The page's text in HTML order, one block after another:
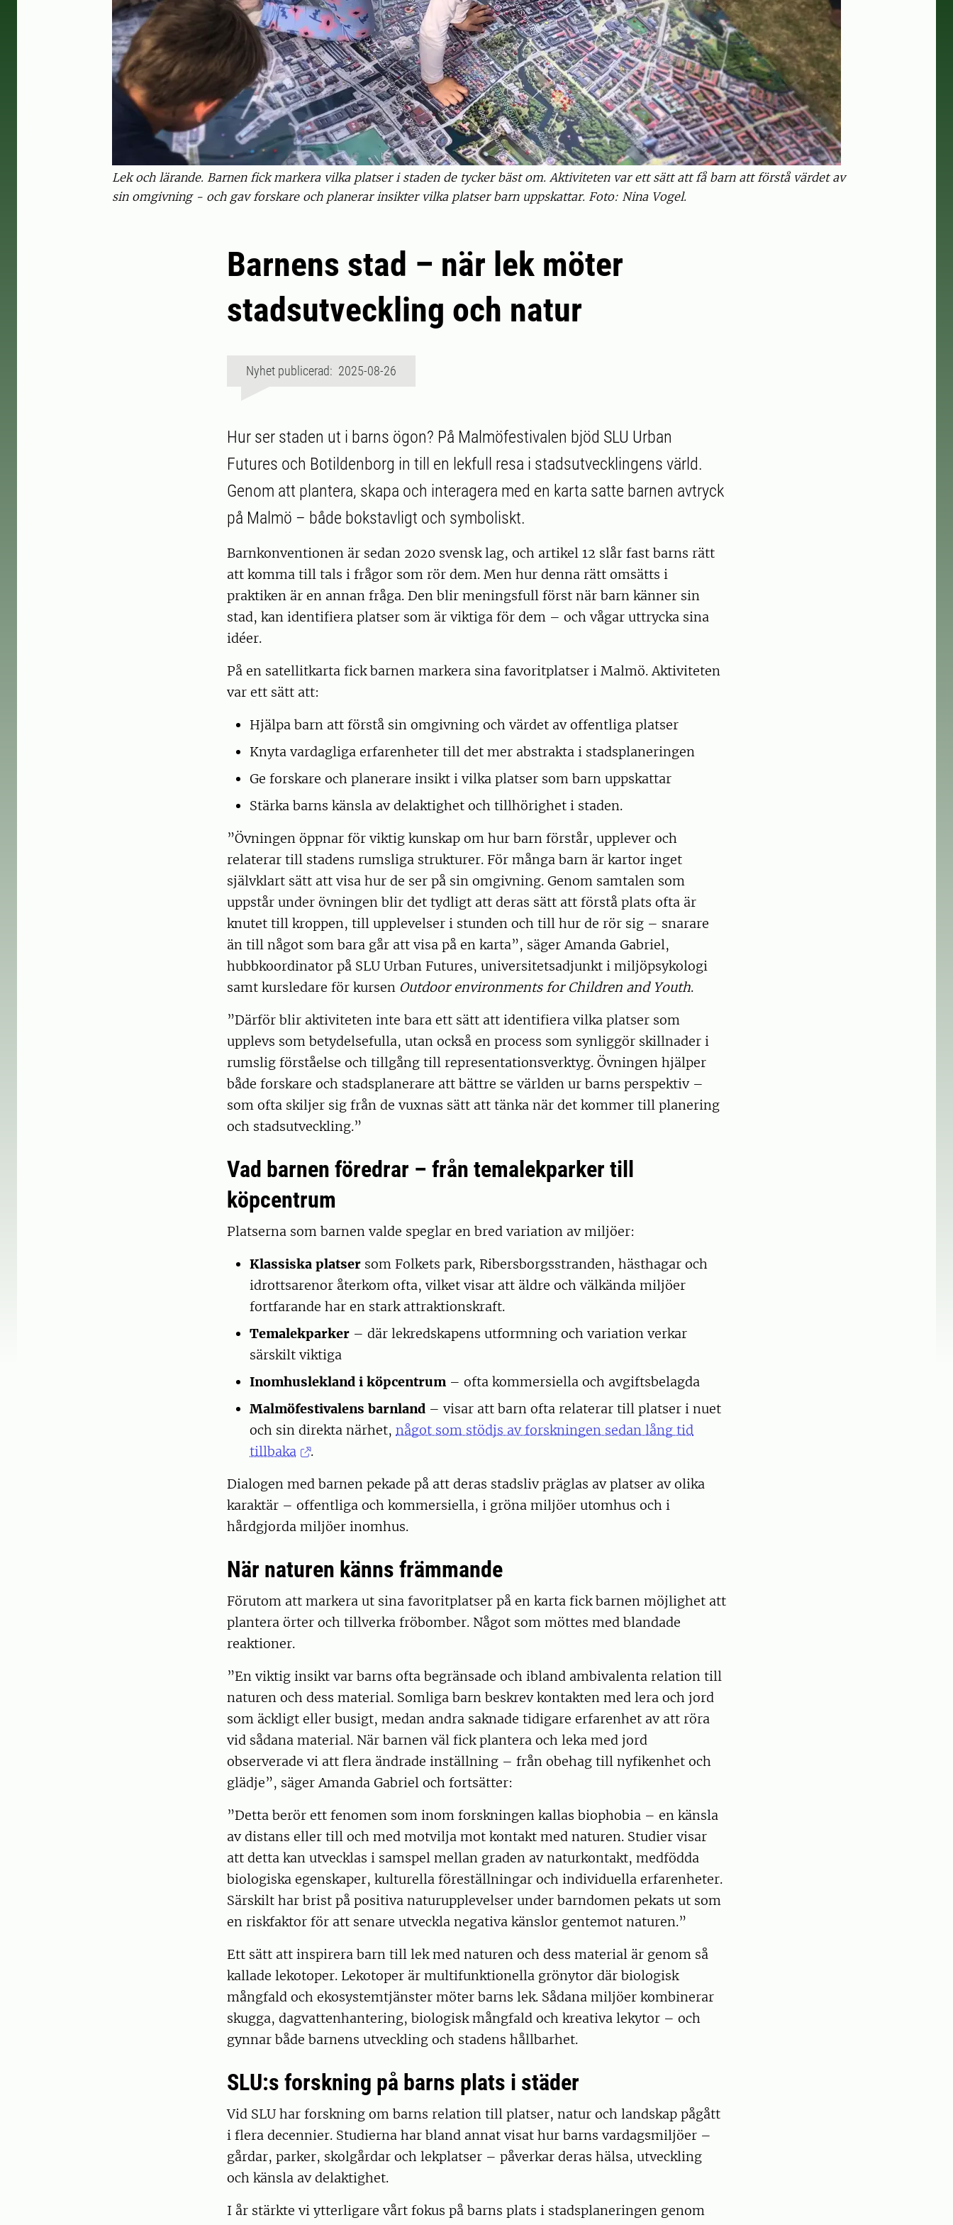
Lek och lärande. Barnen fick markera vilka platser i staden de tycker bäst om. Aktiviteten var ett sätt att få barn att förstå värdet av
sin omgivning - och gav forskare och planerar insikter vilka platser barn uppskattar. Foto: Nina Vogel.
Barnens stad – när lek möter
stadsutveckling och natur
Nyhet publicerad: 2025-08-26
Hur ser staden ut i barns ögon? På Malmöfestivalen bjöd SLU Urban
Futures och Botildenborg in till en lekfull resa i stadsutvecklingens värld.
Genom att plantera, skapa och interagera med en karta satte barnen avtryck
på Malmö – både bokstavligt och symboliskt.
Barnkonventionen är sedan 2020 svensk lag, och artikel 12 slår fast barns rätt
att komma till tals i frågor som rör dem. Men hur denna rätt omsätts i
praktiken är en annan fråga. Den blir meningsfull först när barn känner sin
stad, kan identifiera platser som är viktiga för dem – och vågar uttrycka sina
idéer.
På en satellitkarta fick barnen markera sina favoritplatser i Malmö. Aktiviteten
var ett sätt att:
Hjälpa barn att förstå sin omgivning och värdet av offentliga platser
Knyta vardagliga erfarenheter till det mer abstrakta i stadsplaneringen
Ge forskare och planerare insikt i vilka platser som barn uppskattar
Stärka barns känsla av delaktighet och tillhörighet i staden.
”Övningen öppnar för viktig kunskap om hur barn förstår, upplever och
relaterar till stadens rumsliga strukturer. För många barn är kartor inget
självklart sätt att visa hur de ser på sin omgivning. Genom samtalen som
uppstår under övningen blir det tydligt att deras sätt att förstå plats ofta är
knutet till kroppen, till upplevelser i stunden och till hur de rör sig – snarare
än till något som bara går att visa på en karta”, säger Amanda Gabriel,
hubbkoordinator på SLU Urban Futures, universitetsadjunkt i miljöpsykologi
samt kursledare för kursen Outdoor environments for Children and Youth.
”Därför blir aktiviteten inte bara ett sätt att identifiera vilka platser som
upplevs som betydelsefulla, utan också en process som synliggör skillnader i
rumslig förståelse och tillgång till representationsverktyg. Övningen hjälper
både forskare och stadsplanerare att bättre se världen ur barns perspektiv –
som ofta skiljer sig från de vuxnas sätt att tänka när det kommer till planering
och stadsutveckling.”
Vad barnen föredrar – från temalekparker till
köpcentrum
Platserna som barnen valde speglar en bred variation av miljöer:
Klassiska platser som Folkets park, Ribersborgsstranden, hästhagar och
idrottsarenor återkom ofta, vilket visar att äldre och välkända miljöer
fortfarande har en stark attraktionskraft.
Temalekparker – där lekredskapens utformning och variation verkar
särskilt viktiga
Inomhuslekland i köpcentrum – ofta kommersiella och avgiftsbelagda
Malmöfestivalens barnland – visar att barn ofta relaterar till platser i nuet
och sin direkta närhet, något som stödjs av forskningen sedan lång tid
tillbaka
.
Dialogen med barnen pekade på att deras stadsliv präglas av platser av olika
karaktär – offentliga och kommersiella, i gröna miljöer utomhus och i
hårdgjorda miljöer inomhus.
När naturen känns främmande
Förutom att markera ut sina favoritplatser på en karta fick barnen möjlighet att
plantera örter och tillverka fröbomber. Något som möttes med blandade
reaktioner.
”En viktig insikt var barns ofta begränsade och ibland ambivalenta relation till
naturen och dess material. Somliga barn beskrev kontakten med lera och jord
som äckligt eller busigt, medan andra saknade tidigare erfarenhet av att röra
vid sådana material. När barnen väl fick plantera och leka med jord
observerade vi att flera ändrade inställning – från obehag till nyfikenhet och
glädje”, säger Amanda Gabriel och fortsätter:
”Detta berör ett fenomen som inom forskningen kallas biophobia – en känsla
av distans eller till och med motvilja mot kontakt med naturen. Studier visar
att detta kan utvecklas i samspel mellan graden av naturkontakt, medfödda
biologiska egenskaper, kulturella föreställningar och individuella erfarenheter.
Särskilt har brist på positiva naturupplevelser under barndomen pekats ut som
en riskfaktor för att senare utveckla negativa känslor gentemot naturen.”
Ett sätt att inspirera barn till lek med naturen och dess material är genom så
kallade lekotoper. Lekotoper är multifunktionella grönytor där biologisk
mångfald och ekosystemtjänster möter barns lek. Sådana miljöer kombinerar
skugga, dagvattenhantering, biologisk mångfald och kreativa lekytor – och
gynnar både barnens utveckling och stadens hållbarhet.
SLU:s forskning på barns plats i städer
Vid SLU har forskning om barns relation till platser, natur och landskap pågått
i flera decennier. Studierna har bland annat visat hur barns vardagsmiljöer –
gårdar, parker, skolgårdar och lekplatser – påverkar deras hälsa, utveckling
och känsla av delaktighet.
I år stärkte vi ytterligare vårt fokus på barns plats i stadsplaneringen genom